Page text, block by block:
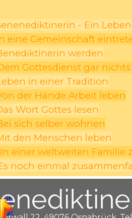
- Ein
eine Gemeinschaft
werden
Gottesdienst gar
in einer Tradition
der Hände Arbeit leben
Wort Gottes lesen
sich selber wohnen
den Menschen leben
In einer weltweiten Familie
Es noch einmal